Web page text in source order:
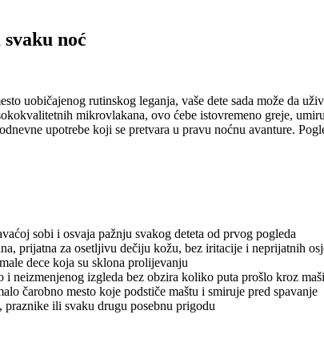
noć
uobičajenog rutinskog leganja, vaše dete sada može da
mikrovlakana, ovo ćebe istovremeno greje,
upotrebe koji se pretvara u pravu noćnu avanture.
sobi i osvaja pažnju svakog deteta od prvog pogleda
prijatna za osetljivu dečiju kožu, bez iritacije i neprijatnih
dece koja su sklona prolijevanju
i neizmenjenog izgleda bez obzira koliko puta prošlo kroz
čarobno mesto koje podstiče maštu i smiruje pred spavanje
ili svaku drugu posebnu prigodu